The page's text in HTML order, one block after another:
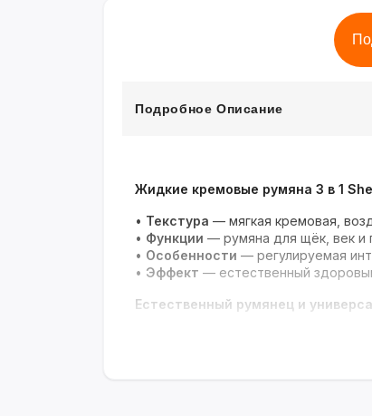
Подробное Описание
Жидкие кремовые румяна 3 в 1
• Текстура — мягкая кремовая,
• Функции — румяна для щёк, век и
• Особенности — регулируемая
• Эффект — естественный
Естественный румянец и